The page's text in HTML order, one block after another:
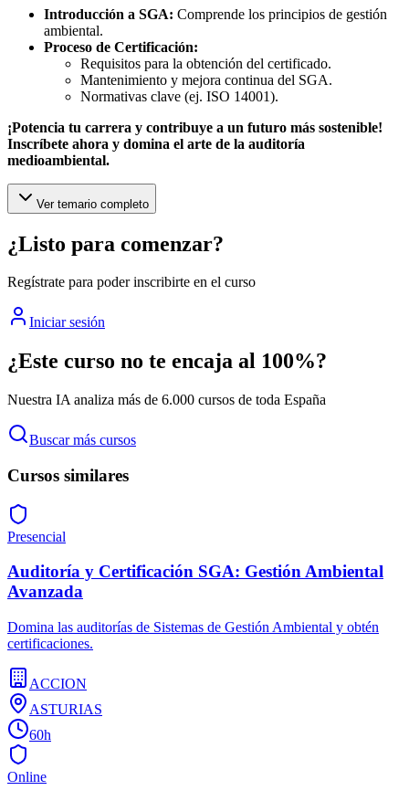
Introducción a SGA: Comprende los principios de gestión
ambiental.
Proceso de Certificación:
Requisitos para la obtención del certificado.
Mantenimiento y mejora continua del SGA.
Normativas clave (ej. ISO 14001).
¡Potencia tu carrera y contribuye a un futuro más sostenible!
Inscríbete ahora y domina el arte de la auditoría
medioambiental.
Ver temario completo
¿Listo para comenzar?
Regístrate para poder inscribirte en el curso
Iniciar sesión
¿Este curso no te encaja al 100%?
Nuestra IA analiza más de 6.000 cursos de toda España
Buscar más cursos
Cursos similares
Presencial
Auditoría y Certificación SGA: Gestión Ambiental
Avanzada
Domina las auditorías de Sistemas de Gestión Ambiental y obtén
certificaciones.
ACCION
ASTURIAS
60h
Online